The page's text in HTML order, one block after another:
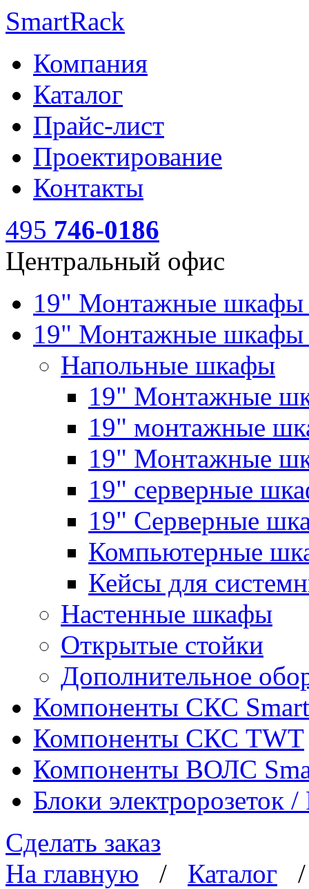
SmartRack
Компания
Каталог
Прайс-лист
Проектирование
Контакты
495 746-0186
Центральный офис
19" Монтажные
19" Монтажные шкафы
Напольные шкафы
19" Монтажные
19" монтажные
19" Монтажные
19" серверные
19" Серверные
Компьютерные
Кейсы для
Настенные шкафы
Открытые стойки
Дополнительное
Компоненты СКС
Компоненты СКС TWT
Компоненты ВОЛС
Блоки электророзеток
Сделать заказ
На главную / Каталог